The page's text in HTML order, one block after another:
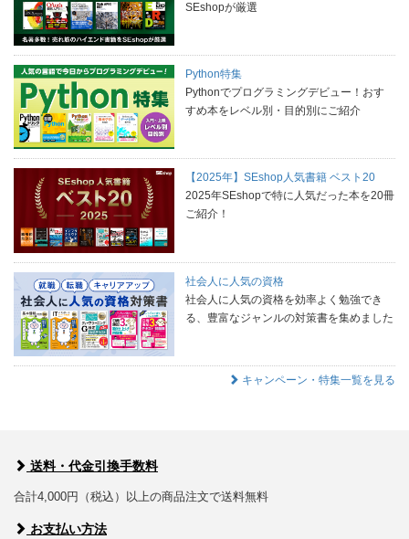
SEshopが厳選
Python特集
Pythonでプログラミングデビュー！おす
すめ本をレベル別・目的別にご紹介
【2025年】SEshop人気書籍 ベスト20
2025年SEshopで特に人気だった本を20冊
ご紹介！
社会人に人気の資格
社会人に人気の資格を効率よく勉強でき
る、豊富なジャンルの対策書を集めました
キャンペーン・特集一覧を見る
送料・代金引換手数料
合計4,000円（税込）以上の商品注文で送料無料
お支払い方法